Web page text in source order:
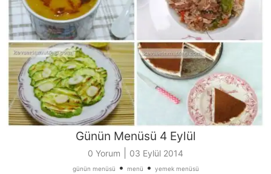
Günün Menüsü 4 Eylül
0 Yorum 03 Eylül 2014
günün menüsü • menü • yemek menüsü